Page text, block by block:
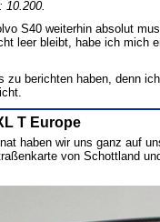
10.200.
S40 weiterhin absolut
leer bleibt, habe ich mich
zu berichten haben, denn
T Europe
haben wir uns ganz auf
von Schottland